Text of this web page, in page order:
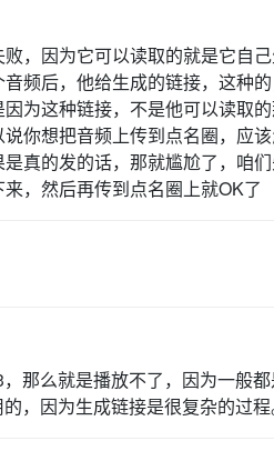
，因为它可以读取的就是它自
频后，他给生成的链接，这种
为这种链接，不是他可以读取
你想把音频上传到点名圈，应
真的发的话，那就尴尬了，咱
，然后再传到点名圈上就OK了
那么就是播放不了，因为一般
，因为生成链接是很复杂的过程